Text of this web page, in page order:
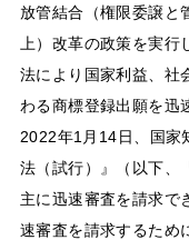
放管結合（権限委譲と
上）改革の政策を実行
法により国家利益、社
わる商標登録出願を迅
2022年1月14日、国家
法（試行）』（以下、
主に迅速審査を請求で
速審査を請求するため